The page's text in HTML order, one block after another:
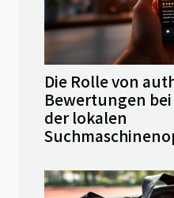
Die Rolle von
Bewertungen
der lokalen